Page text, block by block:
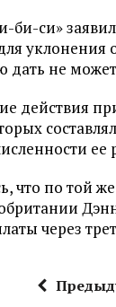
си»
дать не
действия
ее
что по той
через